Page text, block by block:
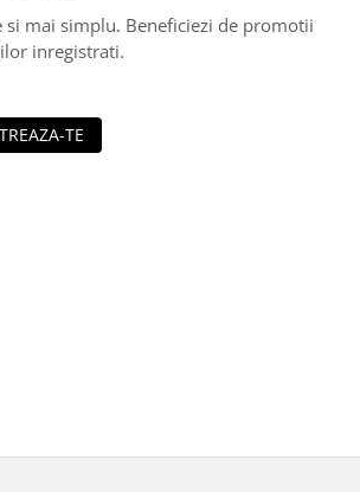
mai simplu. Beneficiezi de promotii
inregistrati.
TE